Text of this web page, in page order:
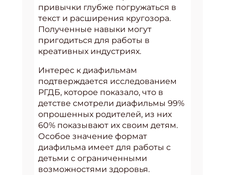
привычки глубже погружаться в
текст и расширения кругозора.
Полученные навыки могут
пригодиться для работы в
креативных индустриях.
Интерес к диафильмам
подтверждается исследованием
РГДБ, которое показало, что в
детстве смотрели диафильмы 99%
опрошенных родителей, из них
60% показывают их своим детям.
Особое значение формат
диафильма имеет для работы с
детьми с ограниченными
возможностями здоровья.